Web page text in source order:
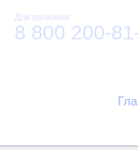
Для регионов
8 800 200-